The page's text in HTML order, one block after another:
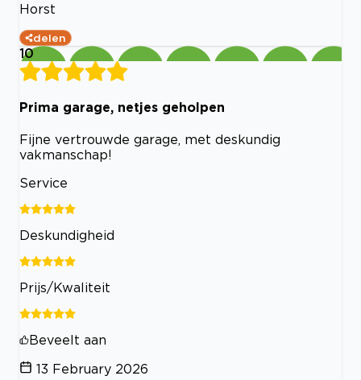
Horst
delen
10
Prima garage, netjes geholpen
Fijne vertrouwde garage, met deskundig
vakmanschap!
Service
Deskundigheid
Prijs/Kwaliteit
Beveelt aan
13 February 2026